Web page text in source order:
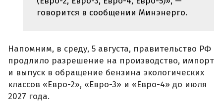
говорится в сообщении Минэнерго.
Напомним, в среду, 5 августа, правительство РФ
продлило разрешение на производство, импорт
и выпуск в обращение бензина экологических
классов «Евро-2», «Евро-3» и «Евро-4» до июля
2027 года.